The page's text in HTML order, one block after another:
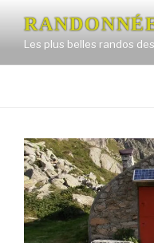
contenu
principal
Les plus belles randos